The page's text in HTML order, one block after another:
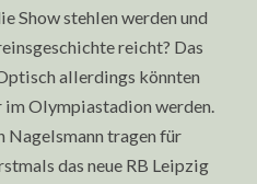
Show stehlen werden und
reicht? Das
allerdings könnten
im Olympiastadion werden.
Nagelsmann tragen für
das neue RB Leipzig